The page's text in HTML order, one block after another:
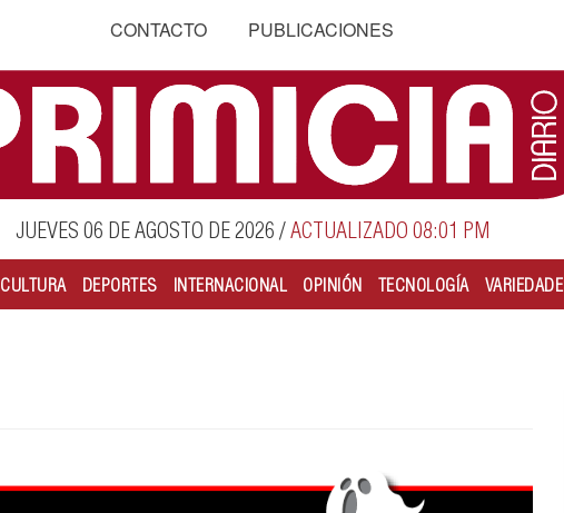
CONTACTO PUBLICACIONES
JUEVES 06 DE AGOSTO DE 2026 /ACTUALIZADO 08:01 PM
CULTURA DEPORTES INTERNACIONAL OPINIÓN TECNOLOGÍA